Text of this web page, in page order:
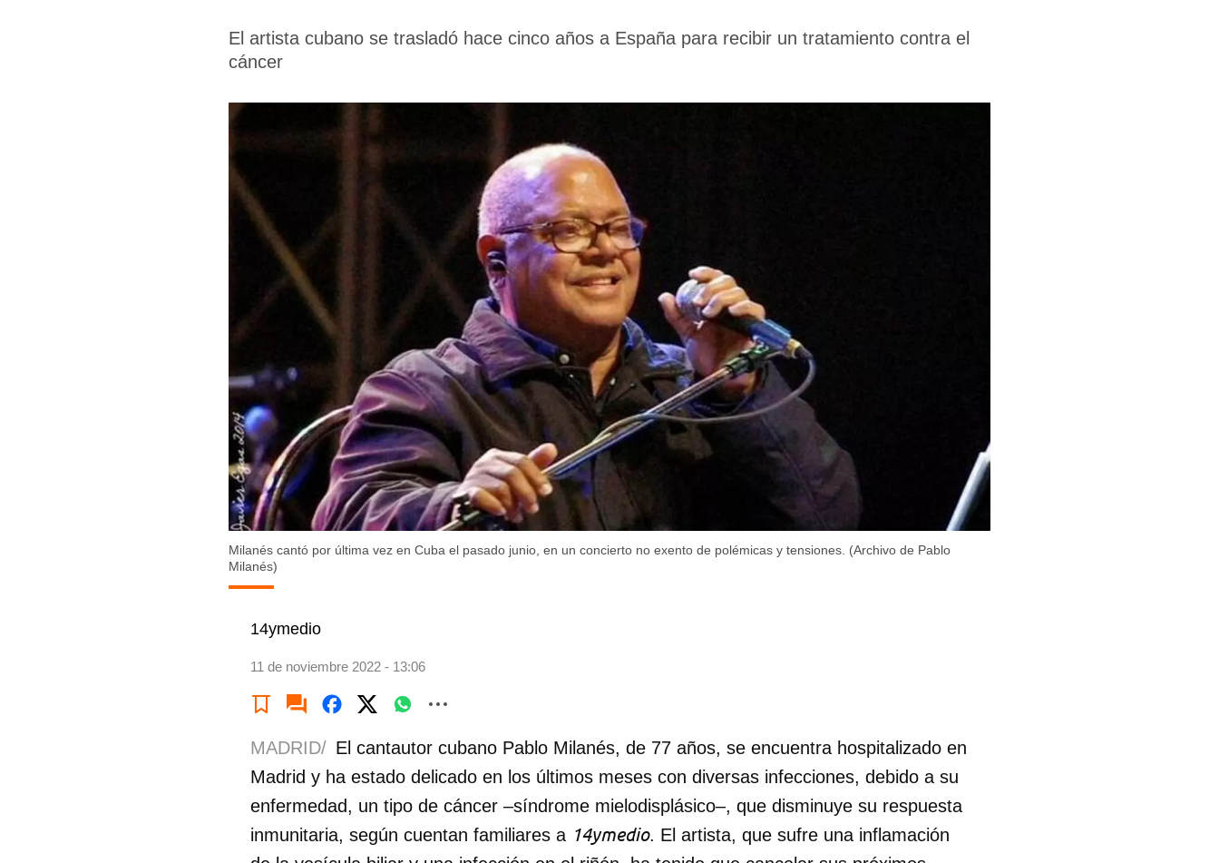
El artista cubano se trasladó hace cinco años a España para recibir un tratamiento contra el
cáncer
Milanés cantó por última vez en Cuba el pasado junio, en un concierto no exento de polémicas y tensiones. (Archivo de Pablo
Milanés)
14ymedio
11 de noviembre 2022 - 13:06
MADRID/ El cantautor cubano Pablo Milanés, de 77 años, se encuentra hospitalizado en
Madrid y ha estado delicado en los últimos meses con diversas infecciones, debido a su
enfermedad, un tipo de cáncer –síndrome mielodisplásico–, que disminuye su respuesta
inmunitaria, según cuentan familiares a 14ymedio. El artista, que sufre una inflamación